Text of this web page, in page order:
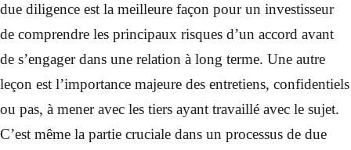
due diligence est la meilleure façon pour un investisseur
de comprendre les principaux risques d’un accord avant
de s’engager dans une relation à long terme. Une autre
leçon est l’importance majeure des entretiens, confidentiels
ou pas, à mener avec les tiers ayant travaillé avec le sujet.
C’est même la partie cruciale dans un processus de due